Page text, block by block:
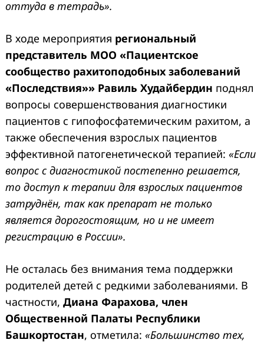
оттуда в тетрадь».
В ходе мероприятия региональный
представитель МОО «Пациентское
сообщество рахитоподобных заболеваний
«Последствия»» Равиль Худайбердин поднял
вопросы совершенствования диагностики
пациентов с гипофосфатемическим рахитом, а
также обеспечения взрослых пациентов
эффективной патогенетической терапией: «Если
вопрос с диагностикой постепенно решается,
то доступ к терапии для взрослых пациентов
затруднён, так как препарат не только
является дорогостоящим, но и не имеет
регистрацию в России».
Не осталась без внимания тема поддержки
родителей детей с редкими заболеваниями. В
частности, Диана Фарахова, член
Общественной Палаты Республики
Башкортостан, отметила: «Большинство тех,